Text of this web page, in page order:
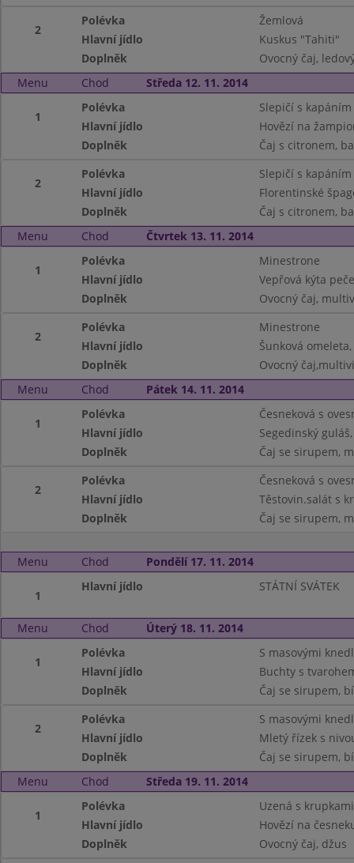
2
Polévka
Žemlová
Hlavní jídlo
Kuskus "Tahiti"
Doplněk
Ovocný čaj,
Menu
Chod Středa 12. 11. 2014
1
Polévka
Slepičí s kapáním
Hlavní jídlo
Hovězí na
Doplněk
Čaj s citronem,
2
Polévka
Slepičí s kapáním
Hlavní jídlo
Florentinské
Doplněk
Čaj s citronem,
Menu
Chod Čtvrtek 13. 11. 2014
1
Polévka
Minestrone
Hlavní jídlo
Vepřová kýta
Doplněk
Ovocný čaj,
2
Polévka
Minestrone
Hlavní jídlo
Šunková
Doplněk
Ovocný
Menu
Chod Pátek 14. 11. 2014
1
Polévka
Česneková s
Hlavní jídlo
Segedinský
Doplněk
Čaj se sirupem,
2
Polévka
Česneková s
Hlavní jídlo
Těstovin.salát s
Doplněk
Čaj se sirupem,
Menu Chod Pondělí 17. 11. 2014
1
Hlavní jídlo STÁTNÍ SVÁTEK
Menu Chod Úterý 18. 11. 2014
1
Polévka
S masovými
Hlavní jídlo
Buchty s
Doplněk
Čaj se sirupem,
2
Polévka
S masovými
Hlavní jídlo
Mletý řízek s
Doplněk
Čaj se sirupem,
Menu
Chod Středa 19. 11. 2014
1
Polévka
Uzená s krupkami
Hlavní jídlo
Hovězí na
Doplněk
Ovocný čaj, džus